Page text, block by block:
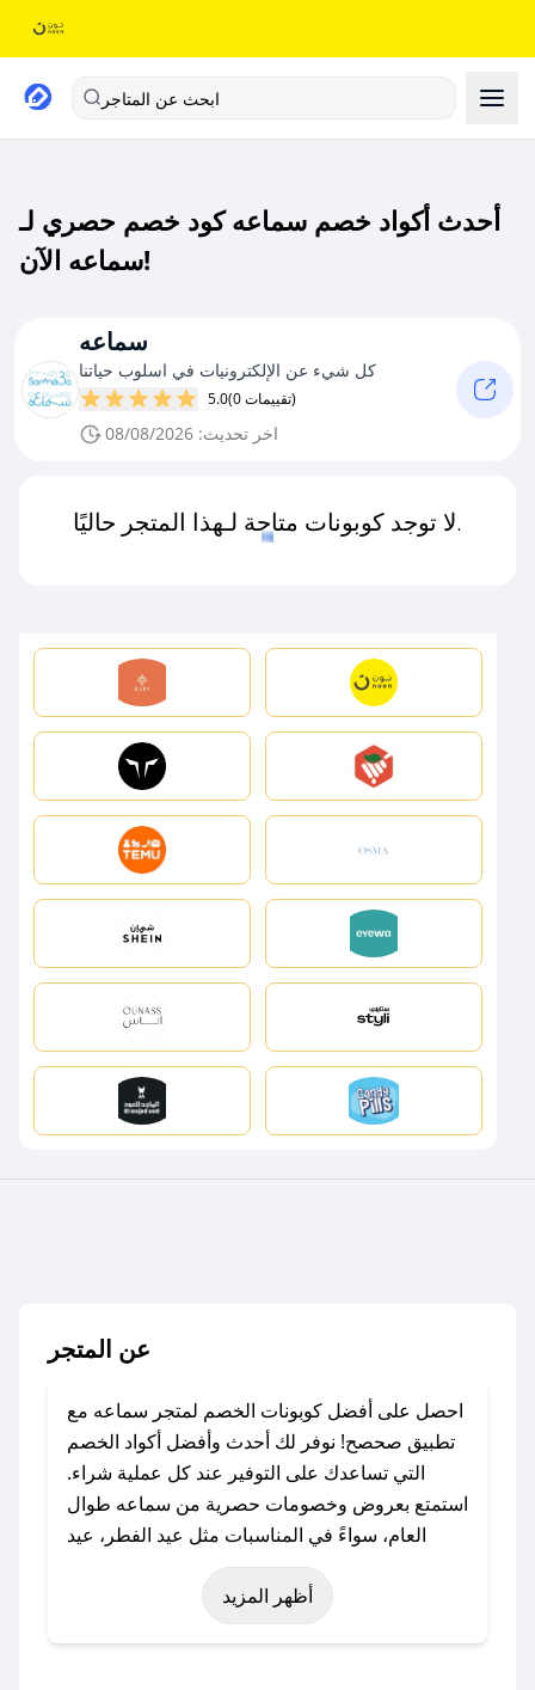
ابحث عن المتاجر
أحدث أكواد خصم سماعه كود خصم حصري لـ
سماعه الآن!
سماعه
كل شيء عن الإلكترونيات في اسلوب حياتنا
5.0 (0 تقييمات)
اخر تحديث: 08/08/2026
لا توجد كوبونات متاحة لـهذا المتجر حاليًا.
عن المتجر
احصل على أفضل كوبونات الخصم لمتجر سماعه مع
تطبيق صحصح! نوفر لك أحدث وأفضل أكواد الخصم
التي تساعدك على التوفير عند كل عملية شراء.
استمتع بعروض وخصومات حصرية من سماعه طوال
العام، سواءً في المناسبات مثل عيد الفطر، عيد
الأضحى، الجمعة البيضاء (شهر نوفمبر)، رمضان،
اليوم الوطني، يوم التأسيس، أو حتى عروض خاصة
أظهر المزيد